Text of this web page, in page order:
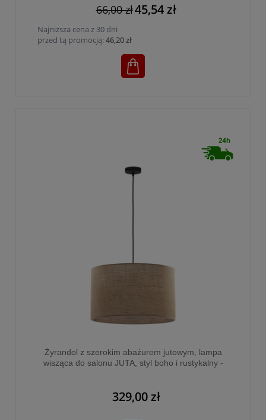
66,00 zł45,54 zł
Najniższa cena z 30 dni
przed tą promocją:46,20 zł
Żyrandol z szerokim abażurem jutowym, lampa
wisząca do salonu JUTA, styl boho i rustykalny -
329,00 zł